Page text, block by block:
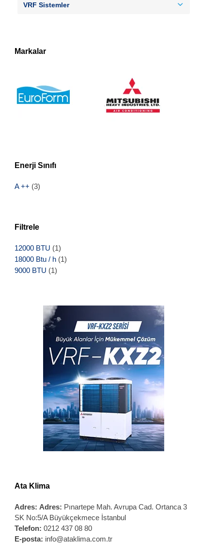
VRF Sistemler
Markalar
Enerji Sınıfı
A ++ (3)
Filtrele
12000 BTU (1)
18000 Btu / h (1)
9000 BTU (1)
Ata Klima
Adres: Adres: Pınartepe Mah. Avrupa Cad. Ortanca 3
SK No:5/A Büyükçekmece İstanbul
Telefon: 0212 437 08 80
E-posta: info@ataklima.com.tr